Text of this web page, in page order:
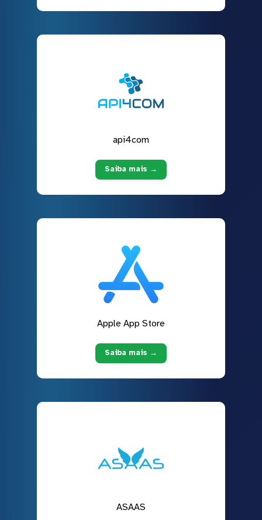
api4com
Saiba mais →
Apple App Store
Saiba mais →
ASAAS